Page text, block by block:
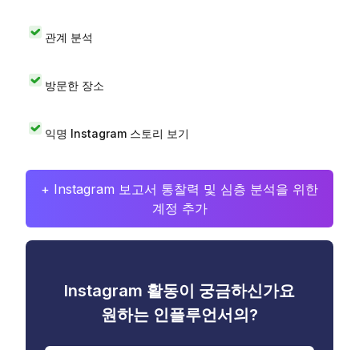
관계 분석
방문한 장소
익명 Instagram 스토리 보기
+ Instagram 보고서 통찰력 및 심층 분석을 위한
계정 추가
Instagram 활동이 궁금하신가요
원하는 인플루언서의?